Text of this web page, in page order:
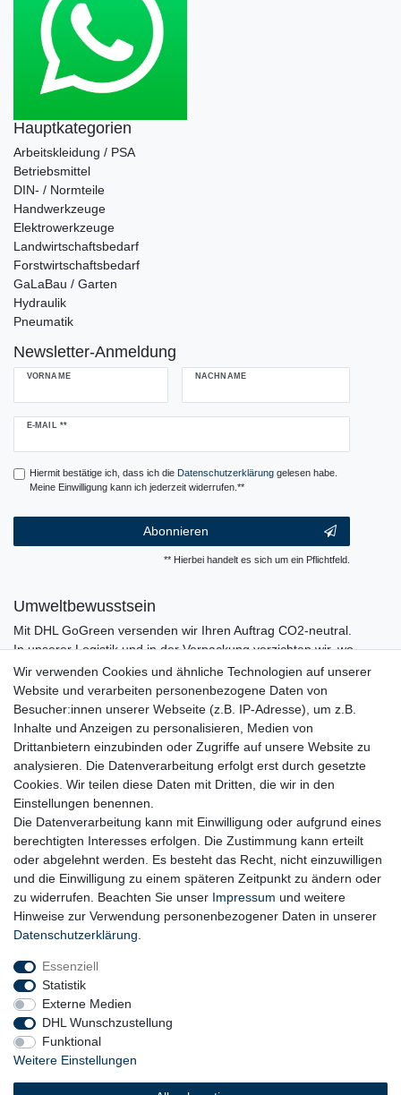
Hauptkategorien
Arbeitskleidung / PSA
Betriebsmittel
DIN- / Normteile
Handwerkzeuge
Elektrowerkzeuge
Landwirtschaftsbedarf
Forstwirtschaftsbedarf
GaLaBau / Garten
Hydraulik
Pneumatik
Newsletter-Anmeldung
VORNAME NACHNAME
E-MAIL **
Newsletter
Hiermit bestätige ich, dass ich die Daten­schutz­erklärunggelesen habe.
Meine Einwilligung kann ich jederzeit widerrufen.**
Abonnieren
** Hierbei handelt es sich um ein Pflichtfeld.
Umweltbewusstsein
Mit DHL GoGreen versenden wir Ihren Auftrag CO2-neutral.
In unserer Logistik und in der Verpackung verzichten wir, wo
immer es möglich ist, auf den Einsatz von Kunststoffen und
Plastik.
Widerrufs­recht
Wir verwenden Cookies und ähnliche Technologien auf unserer
Website und verarbeiten personenbezogene Daten von
Besucher:innen unserer Webseite (z.B. IP-Adresse), um z.B.
Inhalte und Anzeigen zu personalisieren, Medien von
Drittanbietern einzubinden oder Zugriffe auf unsere Website zu
analysieren. Die Datenverarbeitung erfolgt erst durch gesetzte
Cookies. Wir teilen diese Daten mit Dritten, die wir in den
Einstellungen benennen.
Die Datenverarbeitung kann mit Einwilligung oder aufgrund eines
berechtigten Interesses erfolgen. Die Zustimmung kann erteilt
oder abgelehnt werden. Es besteht das Recht, nicht einzuwilligen
und die Einwilligung zu einem späteren Zeitpunkt zu ändern oder
zu widerrufen. Beachten Sie unser Impressum und weitere
Hinweise zur Verwendung personenbezogener Daten in unserer
Daten­schutz­erklärung
Essenziell
Statistik
Externe Medien
DHL Wunschzustellung
Funktional
Weitere Einstellungen